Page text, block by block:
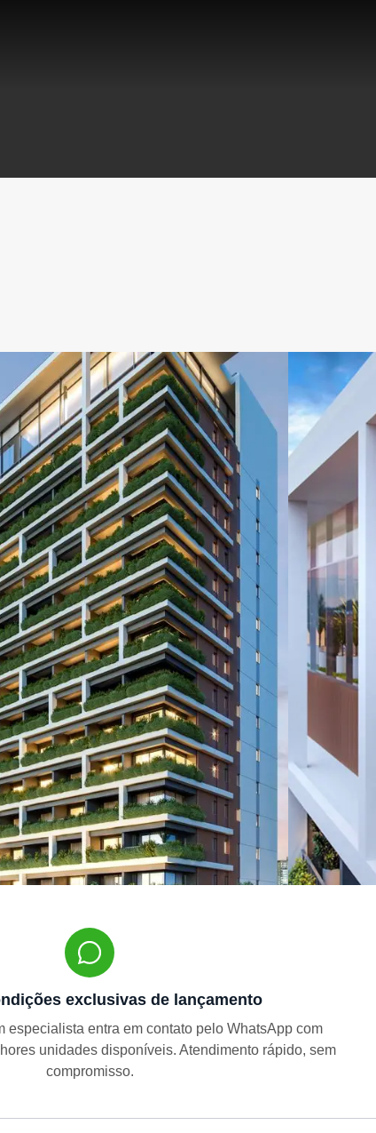
exclusivas de lançamento
especialista entra em contato pelo WhatsApp com
unidades disponíveis. Atendimento rápido, sem
compromisso.